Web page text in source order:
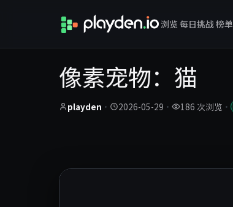
浏览 每日挑战榜单
像素宠物：猫
playden · 2026-05-29 · 186 次浏览 ·